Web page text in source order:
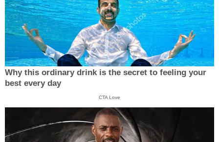
Why this ordinary drink is the secret to feeling your
best every day
CTA Love